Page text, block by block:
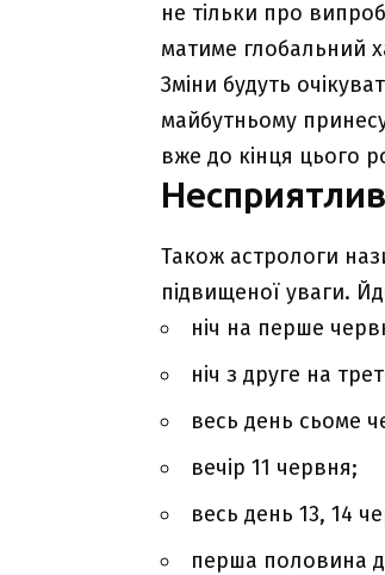
не тільки про
матиме глобальний
Зміни будуть
майбутньому
вже до кінця цього
Також астрологи
підвищеної уваги.
ніч на перше
ніч з друге на
весь день сьоме
вечір 11 червня;
весь день 13, 14
перша половина